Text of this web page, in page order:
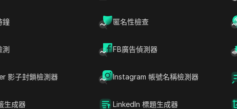
鐘 匿名性檢查
測 FB廣告偵測器
影子封鎖檢測器 Instagram 帳號名稱檢測器
生成器 LinkedIn 標題生成器
靠的代理訪問，適合需要高速連接和強隱私的用戶。憑藉其